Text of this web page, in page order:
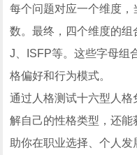
每个问题对应一个维度
数。最终，四个维度的
J、ISFP等。这些字母组
格偏好和行为模式。
通过人格测试十六型人
解自己的性格类型，还
助你在职业选择、个人